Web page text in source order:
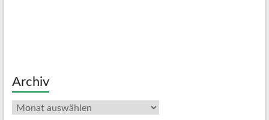
Archiv
Archiv